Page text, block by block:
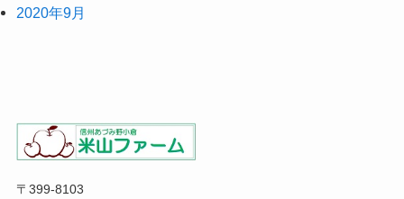
2020年9月
〒399-8103